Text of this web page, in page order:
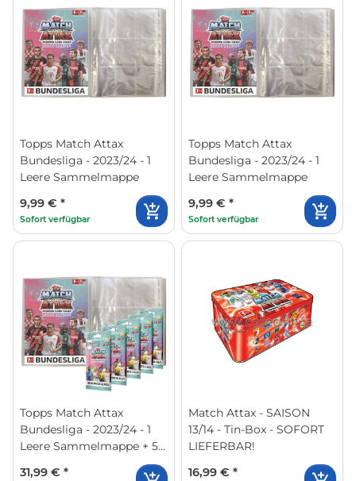
Topps Match Attax
Bundesliga - 2023/24 - 1
Leere Sammelmappe
9,99 € *
Sofort verfügbar
Topps Match Attax
Bundesliga - 2023/24 - 1
Leere Sammelmappe
9,99 € *
Sofort verfügbar
Topps Match Attax
Bundesliga - 2023/24 - 1
Leere Sammelmappe + 5
31,99 € *
Match Attax - SAISON
13/14 - Tin-Box - SOFORT
LIEFERBAR!
16,99 € *